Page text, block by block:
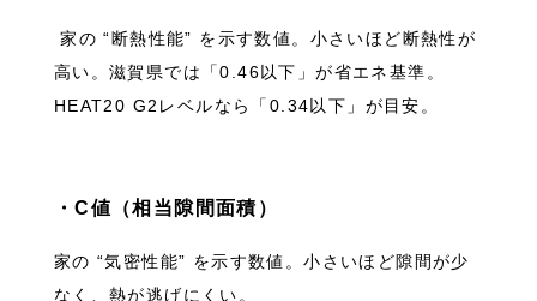
家の “断熱性能” を示す数値。小さいほど断熱性が
高い。滋賀県では「0.46以下」が省エネ基準。
HEAT20 G2レベルなら「0.34以下」が目安。
・C値（相当隙間面積）
家の “気密性能” を示す数値。小さいほど隙間が少
なく、熱が逃げにくい。